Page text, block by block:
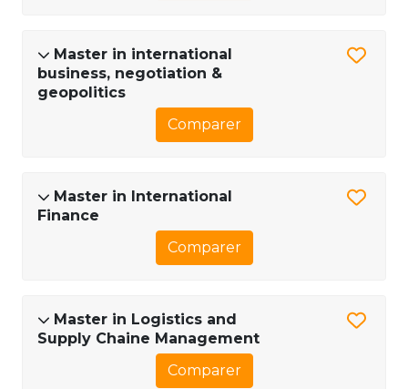
Master in international
business, negotiation &
geopolitics
Comparer
Master in International
Finance
Comparer
Master in Logistics and
Supply Chaine Management
Comparer